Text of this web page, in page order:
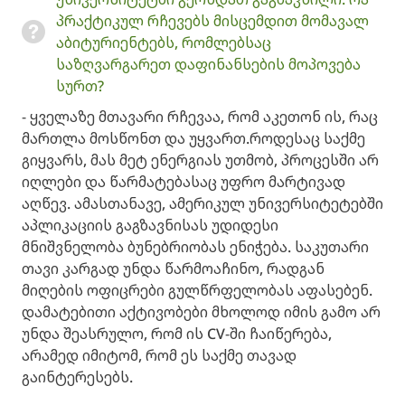
პრაქტიკულ რჩევებს მისცემდით მომავალ
აბიტურიენტებს, რომლებსაც
საზღვარგარეთ დაფინანსების მოპოვება
სურთ?
- ყველაზე მთავარი რჩევაა, რომ აკეთონ ის, რაც
მართლა მოსწონთ და უყვართ.როდესაც საქმე
გიყვარს, მას მეტ ენერგიას უთმობ, პროცესში არ
იღლები და წარმატებასაც უფრო მარტივად
აღწევ. ​ამასთანავე, ამერიკულ უნივერსიტეტებში
აპლიკაციის გაგზავნისას უდიდესი
მნიშვნელობა ბუნებრიობას ენიჭება. საკუთარი
თავი კარგად უნდა წარმოაჩინო, რადგან
მიღების ოფიცრები გულწრფელობას აფასებენ.
დამატებითი აქტივობები მხოლოდ იმის გამო არ
უნდა შეასრულო, რომ ის CV-ში ჩაიწერება,
არამედ იმიტომ, რომ ეს საქმე თავად
გაინტერესებს. ​